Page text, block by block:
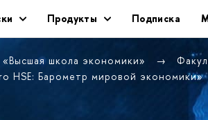
Продукты Подписка
школа экономики»
HSE: Барометр мировой экономики»